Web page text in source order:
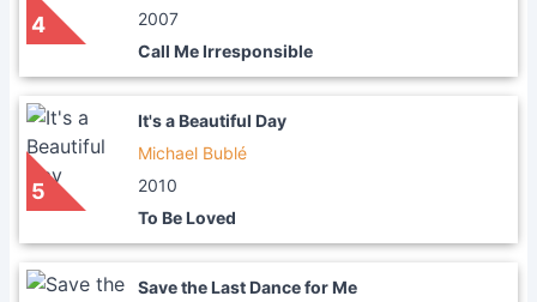
4
2007
Call Me Irresponsible
5
It's a Beautiful Day
Michael Bublé
2010
To Be Loved
Save the Last Dance for Me